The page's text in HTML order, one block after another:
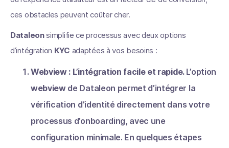
ces obstacles peuvent coûter cher.
Dataleonsimplifie ce processus avec deux options
d’intégration KYC adaptées à vos besoins :
Webview : L’intégration facile et rapide. L’option
webviewde Dataleon permet d’intégrer la
vérification d’identité directement dans votre
processus d’onboarding, avec une
configuration minimale. En quelques étapes